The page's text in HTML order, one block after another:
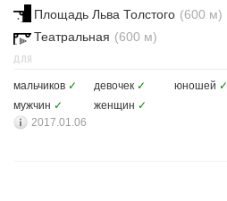
Площадь Льва Толстого (600 м)
Театральная (600 м)
ДЛЯ
мальчиков ✓ девочек ✓ юношей ✓
мужчин ✓ женщин ✓
2017.01.06